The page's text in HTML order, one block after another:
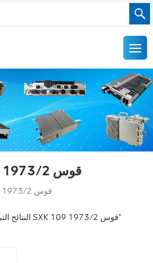
إريكسون SXK 109 1973/2 قوس
إريكسون SXK 109 1973/2 قوس
1 النتائج التي تم العثور عليها ل "إريكسون SXK 109 1973/2 قوس"